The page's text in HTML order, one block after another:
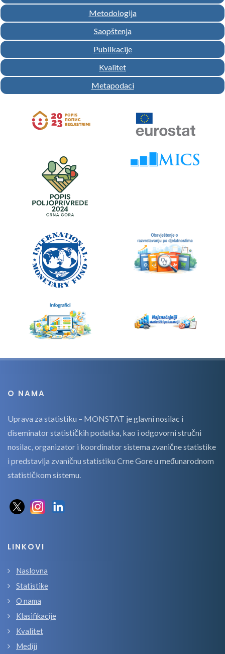
Metodologija
Saopštenja
Publikacije
Kvalitet
Metapodaci
O NAMA
Uprava za statistiku – MONSTAT je glavni nosilac i
diseminator statističkih podatka, kao i odgovorni stručni
nosilac, organizator i koordinator sistema zvanične statistike
i predstavlja zvaničnu statistiku Crne Gore u međunarodnom
statističkom sistemu.
LINKOVI
Naslovna
Statistike
O nama
Klasifikacije
Kvalitet
Mediji